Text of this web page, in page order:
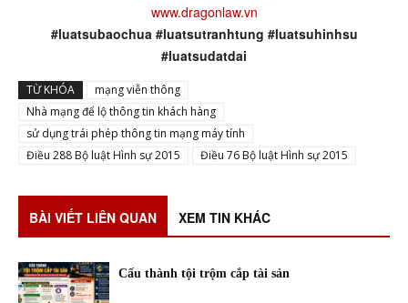
www.dragonlaw.vn
#luatsubaochua #luatsutranhtung #luatsuhinhsu
#luatsudatdai
TỪ KHÓA
mạng viễn thông
Nhà mạng để lộ thông tin khách hàng
sử dụng trái phép thông tin mạng máy tính
Điều 288 Bộ luật Hình sự 2015
Điều 76 Bộ luật Hình sự 2015
BÀI VIẾT LIÊN QUAN XEM TIN KHÁC
Cấu thành tội trộm cắp tài sản